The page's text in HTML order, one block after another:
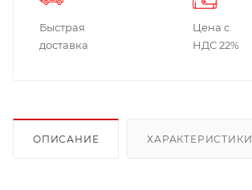
Быстрая
доставка
Цена с
НДС 22%
ОПИСАНИЕ ХАРАКТЕРИСТИКИ